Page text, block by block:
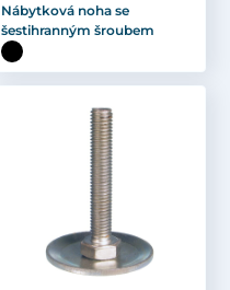
Nábytková noha se
šestihranným šroubem